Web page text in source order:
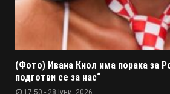
(Фото) Ивана Кнол има порака за
подготви се за нас“
17:50 - 28 јуни, 2026